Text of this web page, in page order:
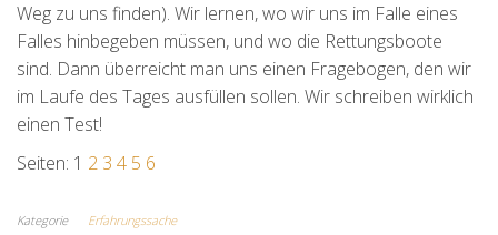
Weg zu uns finden). Wir lernen, wo wir uns im Falle eines
Falles hinbegeben müssen, und wo die Rettungsboote
sind. Dann überreicht man uns einen Fragebogen, den wir
im Laufe des Tages ausfüllen sollen. Wir schreiben wirklich
einen Test!
Seiten: 1 2 3 4 5 6
Kategorie Erfahrungssache